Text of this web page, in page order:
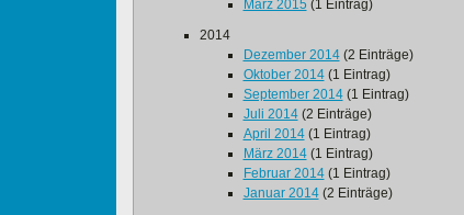
März 2015 (1 Eintrag)
2014
Dezember 2014(2 Einträge)
Oktober 2014(1 Eintrag)
September 2014(1 Eintrag)
Juli 2014(2 Einträge)
April 2014(1 Eintrag)
März 2014(1 Eintrag)
Februar 2014(1 Eintrag)
Januar 2014(2 Einträge)